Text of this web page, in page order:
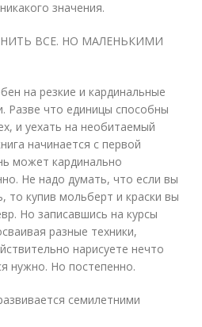
значения.
ВСЕ. НО МАЛЕНЬКИМИ
на резкие и кардинальные
Разве что единицы способны
и уехать на необитаемый
начинается с первой
может кардинально
Не надо думать, что если вы
то купив мольберт и краски вы
Но записавшись на курсы
разные техники,
нарисуете нечто
нужно. Но постепенно.
семилетними